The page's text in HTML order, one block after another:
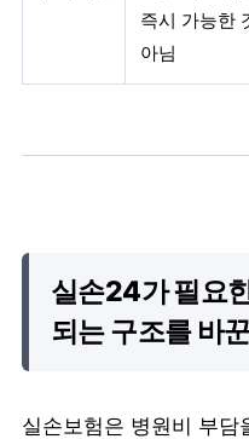
즉시 가능한
아님
실손24가 필요
되는 구조를 바
실손보험은 병원비 부담